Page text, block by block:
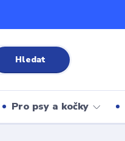
Hledat
Pro psy a kočky